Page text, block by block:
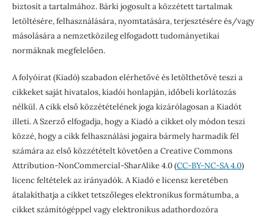
biztosít a tartalmához. Bárki jogosult a közzétett tartalmak
letöltésére, felhasználására, nyomtatására, terjesztésére és/vagy
másolására a nemzetközileg elfogadott tudományetikai
normáknak megfelelően.
A folyóirat (Kiadó) szabadon elérhetővé és letölthetővé teszi a
cikkeket saját hivatalos, kiadói honlapján, időbeli korlátozás
nélkül. A cikk első közzétételének joga kizárólagosan a Kiadót
illeti. A Szerző elfogadja, hogy a Kiadó a cikket oly módon teszi
közzé, hogy a cikk felhasználási jogaira bármely harmadik fél
számára az első közzétételt követően a Creative Commons
Attribution-NonCommercial-SharAlike 4.0 (CC-BY-NC-SA 4.0)
licenc feltételek az irányadók. A Kiadó e licensz keretében
átalakíthatja a cikket tetszőleges elektronikus formátumba, a
cikket számítógéppel vagy elektronikus adathordozóra